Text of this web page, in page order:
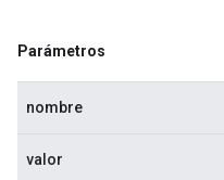
Parámetros
nombre
valor